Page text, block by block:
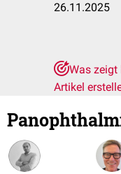
26.11.2025
Was zeigt
Artikel